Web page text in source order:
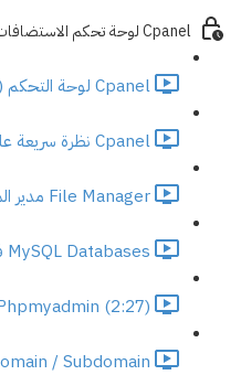
Cpanel لوحة تحكم الاستضافات
Cpanel لوحة التحكم (2:52)
Cpanel نظرة سريعة على لوحة التحكم (6:32)
File Manager مدير الملفات (3:05)
MySQL Databases قواعد البيانات (5:44)
(2:27)